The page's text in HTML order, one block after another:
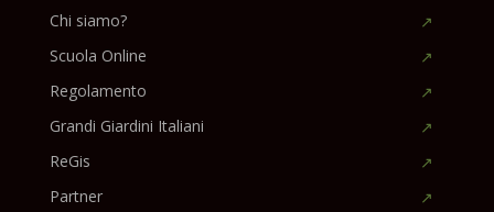
Chi siamo?
Scuola Online
Regolamento
Grandi Giardini Italiani
ReGis
Partner